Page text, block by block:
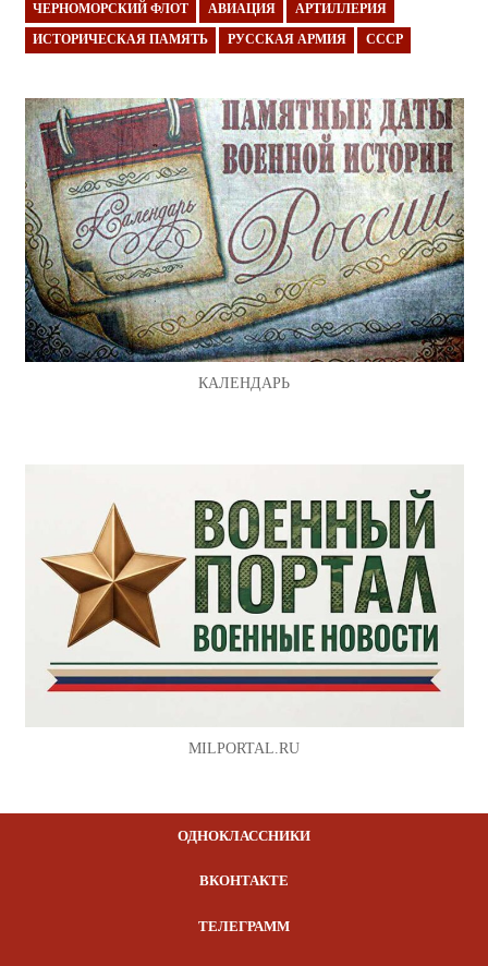
ЧЕРНОМОРСКИЙ ФЛОТ АВИАЦИЯ АРТИЛЛЕРИЯ
ИСТОРИЧЕСКАЯ ПАМЯТЬ РУССКАЯ АРМИЯ СССР
КАЛЕНДАРЬ
MILPORTAL.RU
ОДНОКЛАССНИКИ
ВКОНТАКТЕ
ТЕЛЕГРАММ